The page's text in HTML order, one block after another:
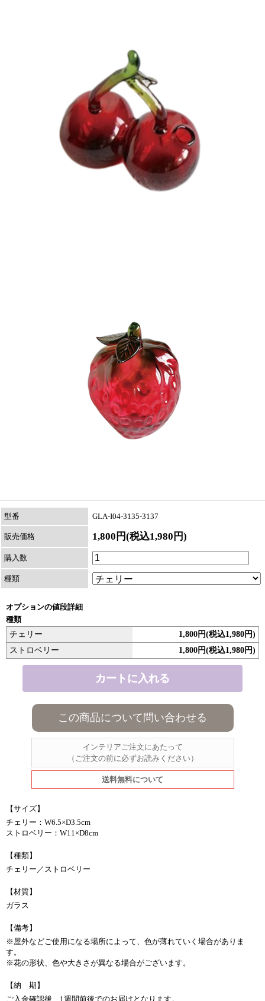
型番 GLA-I04-3135-3137
販売価格 1,800円(税込1,980円)
購入数
種類
オプションの値段詳細
種類
チェリー
1,800円(税込1,980円)
ストロベリー
1,800円(税込1,980円)
この商品について問い合わせる
インテリアご注文にあたって
（ご注文の前に必ずお読みください）
送料無料について
【サイズ】
チェリー：W6.5×D3.5cm
ストロベリー：W11×D8cm
【種類】
チェリー／ストロベリー
【材質】
ガラス
【備考】
※屋外などご使用になる場所によって、色が薄れていく場合がありま
す。
※花の形状、色や大きさが異なる場合がございます。
【納 期】
ご入金確認後、1週間前後でのお届けとなります。